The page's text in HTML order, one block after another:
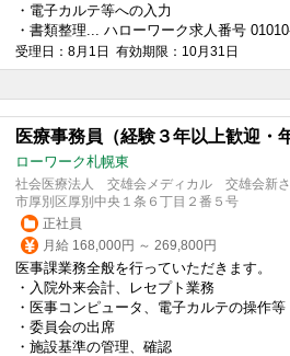
・ 電子カルテ等への入力
・書類整理... ハローワーク求人番号
受理日：8月1日 有効期限：10月31日
医療事務員（経験３年以上歓迎・
ローワーク札幌東
社会医療法人 交雄会メディカル 交雄会新さ
市厚別区厚別中央１条６丁目２番５号
正社員
月給 168,000円 ～ 269,800円
医事課業務全般を行っていただきます。
・入院外来会計、レセプト業務
・医事コンピュータ、 電子カルテの操作等
・委員会の出席
・施設基準の管理、確認